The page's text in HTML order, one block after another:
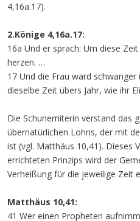
4,16a.17).
2.Könige 4,16a.17:
16a Und er sprach: Um diese
herzen. …
17 Und die Frau ward
dieselbe Zeit übers Jahr, wie ihr
Die Schunemiterin verstand das
übernatürlichen Lohns, der mit
ist (vgl. Matthäus 10,41). Dieses
errichteten Prinzips wird der
Verheißung für die jeweilige Zeit
Matthäus 10,41:
41 Wer einen Propheten